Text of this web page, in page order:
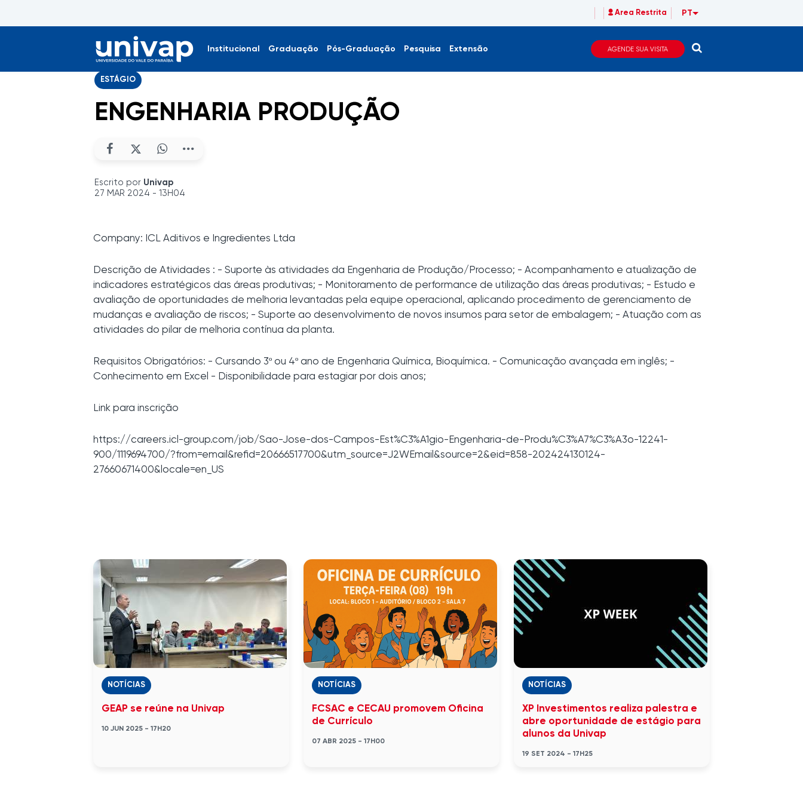
Area Restrita PT
Institucional Graduação Pós-Graduação Pesquisa Extensão AGENDE SUA VISITA
ESTÁGIO
ENGENHARIA PRODUÇÃO
Escrito por Univap
27 MAR 2024 - 13H04
Company: ICL Aditivos e Ingredientes Ltda
Descrição de Atividades : - Suporte às atividades da Engenharia de Produção/Processo; - Acompanhamento e atualização de
indicadores estratégicos das áreas produtivas; - Monitoramento de performance de utilização das áreas produtivas; - Estudo e
avaliação de oportunidades de melhoria levantadas pela equipe operacional, aplicando procedimento de gerenciamento de
mudanças e avaliação de riscos; - Suporte ao desenvolvimento de novos insumos para setor de embalagem; - Atuação com as
atividades do pilar de melhoria contínua da planta.
Requisitos Obrigatórios: - Cursando 3º ou 4º ano de Engenharia Química, Bioquímica. - Comunicação avançada em inglês; -
Conhecimento em Excel - Disponibilidade para estagiar por dois anos;
Link para inscrição
https://careers.icl-group.com/job/Sao-Jose-dos-Campos-Est%C3%A1gio-Engenharia-de-Produ%C3%A7%C3%A3o-12241-
900/1119694700/?from=email&refid=20666517700&utm_source=J2WEmail&source=2&eid=858-202424130124-
27660671400&locale=en_US
NOTÍCIAS
GEAP se reúne na Univap
10 JUN 2025 - 17H20
NOTÍCIAS
FCSAC e CECAU promovem Oficina
de Currículo
07 ABR 2025 - 17H00
NOTÍCIAS
XP Investimentos realiza palestra e
abre oportunidade de estágio para
alunos da Univap
19 SET 2024 - 17H25